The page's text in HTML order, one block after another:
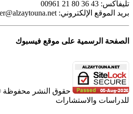
تليفاكس: 43 36 80 21 00961
بريد الموقع الإلكتروني:
الصفحة الرسمية على موقع فيسبوك
للدراسات والاستشارات